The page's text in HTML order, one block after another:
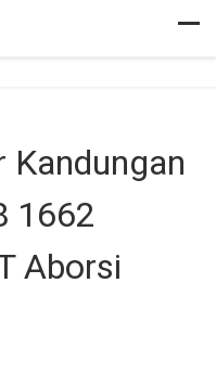
Kandungan
1662
Aborsi